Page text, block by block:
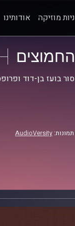
מוזיקה אודותינו
החמוצים
בועז בן-דוד
AudioVersity